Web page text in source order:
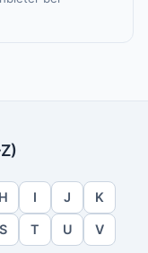
H I J K
S T U V